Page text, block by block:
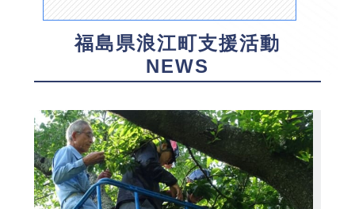
福島県浪江町支援活動
NEWS